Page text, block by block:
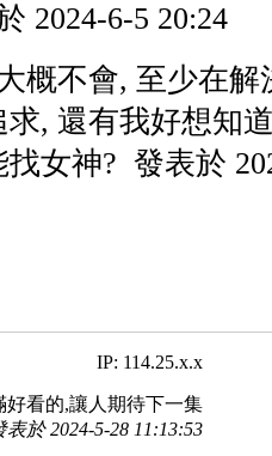
2024-6-5 20:24
概不會, 至少在
, 還有我好想知
女神? 發表於
IP: 114.25.x.x
好看的,讓人期待下一集
表於 2024-5-28 11:13:53